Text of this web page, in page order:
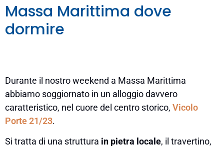
Massa Marittima dove
dormire
Durante il nostro weekend a Massa Marittima
abbiamo soggiornato in un alloggio davvero
caratteristico, nel cuore del centro storico, Vicolo
Porte 21/23.
Si tratta di una struttura in pietra locale, il travertino,